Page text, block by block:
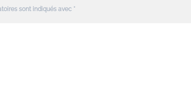
sont indiqués avec *